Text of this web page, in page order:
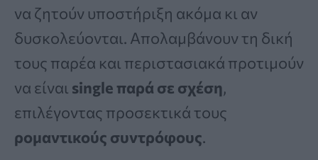
να ζητούν υποστήριξη ακόμα κι αν
δυσκολεύονται. Απολαμβάνουν τη δική
τους παρέα και περιστασιακά προτιμούν
να είναι single παρά σε σχέση,
επιλέγοντας προσεκτικά τους
ρομαντικούς συντρόφους.